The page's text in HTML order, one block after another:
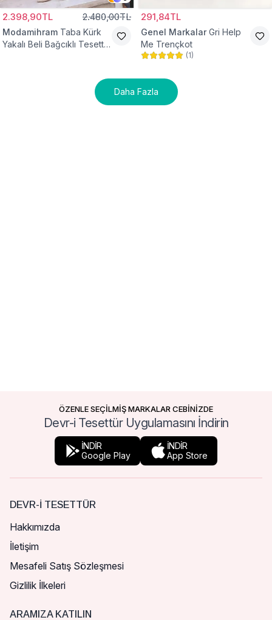
2.398,90TL 2.480,00TL
Modamihram Taba Kürk
Yakalı Beli Bağcıklı Tesettür
291,84TL
Genel Markalar Gri Help
Me Trençkot
(1)
Daha Fazla
ÖZENLE SEÇİLMİŞ MARKALAR CEBİNİZDE
Devr-i Tesettür Uygulamasını İndirin
İNDİR
Google Play
İNDİR
App Store
DEVR-I TESETTÜR
Hakkımızda
İletişim
Mesafeli Satış Sözleşmesi
Gizlilik İlkeleri
ARAMIZA KATILIN